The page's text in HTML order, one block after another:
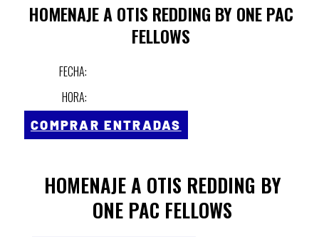
HOMENAJE A OTIS REDDING BY ONE PAC
FELLOWS
FECHA:
HORA:
COMPRAR ENTRADAS
HOMENAJE A OTIS REDDING BY
ONE PAC FELLOWS